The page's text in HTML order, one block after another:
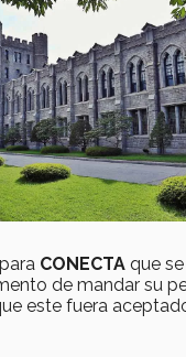
CONECTA que
de mandar su
este fuera